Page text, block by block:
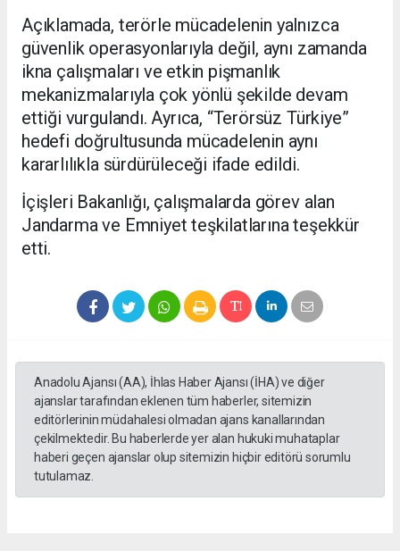
Açıklamada, terörle mücadelenin yalnızca
güvenlik operasyonlarıyla değil, aynı zamanda
ikna çalışmaları ve etkin pişmanlık
mekanizmalarıyla çok yönlü şekilde devam
ettiği vurgulandı. Ayrıca, “Terörsüz Türkiye”
hedefi doğrultusunda mücadelenin aynı
kararlılıkla sürdürüleceği ifade edildi.
İçişleri Bakanlığı, çalışmalarda görev alan
Jandarma ve Emniyet teşkilatlarına teşekkür
etti.
Anadolu Ajansı (AA), İhlas Haber Ajansı (İHA) ve diğer
ajanslar tarafından eklenen tüm haberler, sitemizin
editörlerinin müdahalesi olmadan ajans kanallarından
çekilmektedir. Bu haberlerde yer alan hukuki muhataplar
haberi geçen ajanslar olup sitemizin hiçbir editörü sorumlu
tutulamaz.